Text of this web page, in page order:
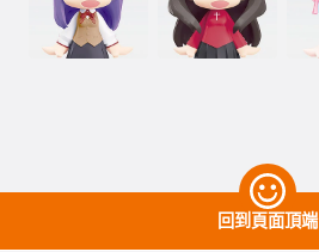
回到頁面頂端